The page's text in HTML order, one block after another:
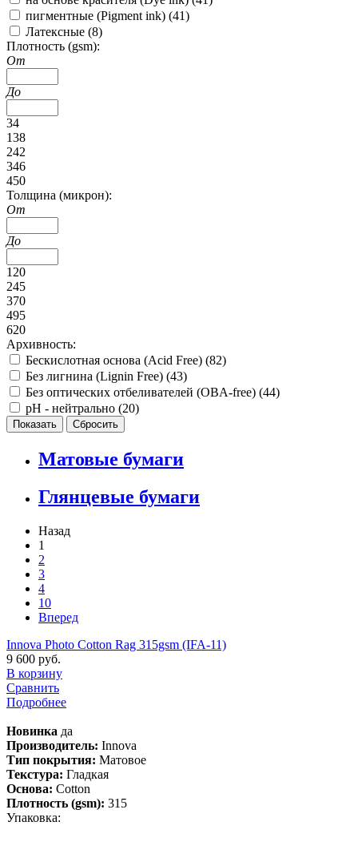
пигментные (Pigment ink) (41)
Латексные (8)
Плотность (gsm):
От
До
34
138
242
346
450
Толщина (микрон):
От
До
120
245
370
495
620
Архивность:
Бескислотная основа (Acid Free) (82)
Без лигнина (Lignin Free) (43)
Без оптических отбеливателей (OBA-free) (44)
pH - нейтрально (20)
Матовые бумаги
Глянцевые бумаги
Назад
1
2
3
4
10
Вперед
Innova Photo Cotton Rag 315gsm (IFA-11)
9 600 руб.
В корзину
Сравнить
Подробнее
Новинка да
Производитель: Innova
Тип покрытия: Матовое
Текстура: Гладкая
Основа: Cotton
Плотность (gsm): 315
Упаковка: